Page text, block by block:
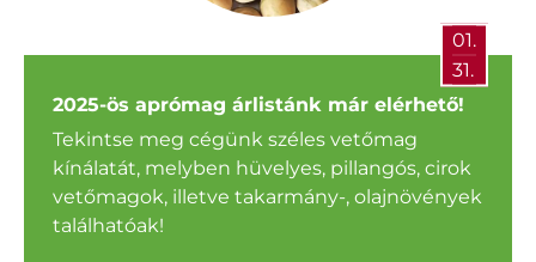
01.
31.
2025-ös aprómag árlistánk már elérhető!
Tekintse meg cégünk széles vetőmag
kínálatát, melyben hüvelyes, pillangós, cirok
vetőmagok, illetve takarmány-, olajnövények
találhatóak!